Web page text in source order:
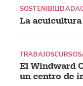
La
SOSTENIBILIDAD
El Windward
un centro de
TRABAJOSCURSOS